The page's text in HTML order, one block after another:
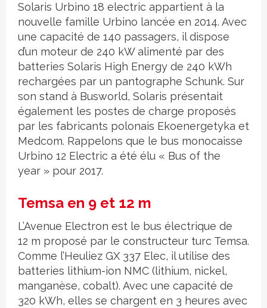
Solaris Urbino 18 electric appartient à la
nouvelle famille Urbino lancée en 2014. Avec
une capacité de 140 passagers, il dispose
d’un moteur de 240 kW alimenté par des
batteries Solaris High Energy de 240 kWh
rechargées par un pantographe Schunk. Sur
son stand à Busworld, Solaris présentait
également les postes de charge proposés
par les fabricants polonais Ekoenergetyka et
Medcom. Rappelons que le bus monocaisse
Urbino 12 Electric a été élu « Bus of the
year » pour 2017.
Temsa en 9 et 12 m
L’Avenue Electron est le bus électrique de
12 m proposé par le constructeur turc Temsa.
Comme l’Heuliez GX 337 Elec, il utilise des
batteries lithium-ion NMC (lithium, nickel,
manganèse, cobalt). Avec une capacité de
320 kWh, elles se chargent en 3 heures avec